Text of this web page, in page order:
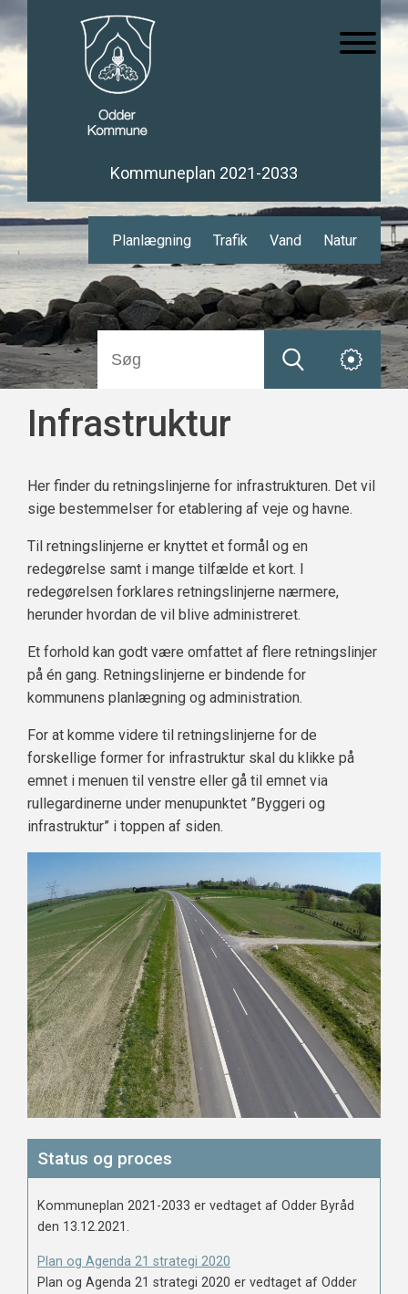
Kommuneplan 2021-2033
Planlægning Trafik Vand Natur
Infrastruktur
Her finder du retningslinjerne for infrastrukturen. Det vil
sige bestemmelser for etablering af veje og havne.
Til retningslinjerne er knyttet et formål og en
redegørelse samt i mange tilfælde et kort. I
redegørelsen forklares retningslinjerne nærmere,
herunder hvordan de vil blive administreret.
Et forhold kan godt være omfattet af flere retningslinjer
på én gang. Retningslinjerne er bindende for
kommunens planlægning og administration.
For at komme videre til retningslinjerne for de
forskellige former for infrastruktur skal du klikke på
emnet i menuen til venstre eller gå til emnet via
rullegardinerne under menupunktet ”Byggeri og
infrastruktur” i toppen af siden.
Status og proces
Kommuneplan 2021-2033 er vedtaget af Odder Byråd
den 13.12.2021.
Plan og Agenda 21 strategi 2020
Plan og Agenda 21 strategi 2020 er vedtaget af Odder